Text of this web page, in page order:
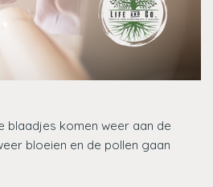
blaadjes komen weer aan de
bloeien en de pollen gaan